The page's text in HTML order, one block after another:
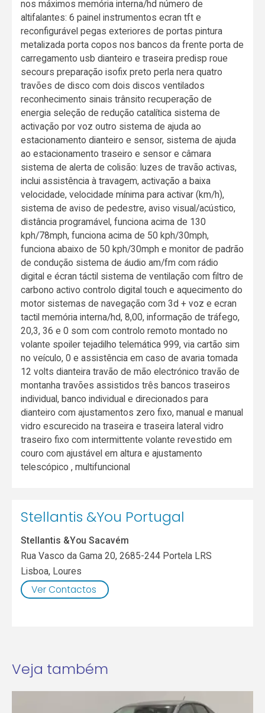
nos máximos memória interna/hd número de
altifalantes: 6 painel instrumentos ecran tft e
reconfigurável pegas exteriores de portas pintura
metalizada porta copos nos bancos da frente porta de
carregamento usb dianteiro e traseira predisp roue
secours preparação isofix preto perla nera quatro
travões de disco com dois discos ventilados
reconhecimento sinais trânsito recuperação de
energia seleção de redução catalítica sistema de
activação por voz outro sistema de ajuda ao
estacionamento dianteiro e sensor, sistema de ajuda
ao estacionamento traseiro e sensor e câmara
sistema de alerta de colisão: luzes de travão activas,
inclui assistência à travagem, activação a baixa
velocidade, velocidade mínima para activar (km/h),
sistema de aviso de pedestre, aviso visual/acústico,
distância programável, funciona acima de 130
kph/78mph, funciona acima de 50 kph/30mph,
funciona abaixo de 50 kph/30mph e monitor de padrão
de condução sistema de áudio am/fm com rádio
digital e écran táctil sistema de ventilação com filtro de
carbono activo controlo digital touch e aquecimento do
motor sistemas de navegação com 3d + voz e ecran
tactil memória interna/hd, 8,00, informação de tráfego,
20,3, 36 e 0 som com controlo remoto montado no
volante spoiler tejadilho telemática 999, via cartão sim
no veículo, 0 e assistência em caso de avaria tomada
12 volts dianteira travão de mão electrónico travão de
montanha travões assistidos três bancos traseiros
individual, banco individual e direcionados para
dianteiro com ajustamentos zero fixo, manual e manual
vidro escurecido na traseira e traseira lateral vidro
traseiro fixo com intermittente volante revestido em
couro com ajustável em altura e ajustamento
telescópico , multifuncional
Stellantis &You Portugal
Stellantis &You Sacavém
Rua Vasco da Gama 20, 2685-244 Portela LRS
Lisboa, Loures
Ver Contactos
Veja também